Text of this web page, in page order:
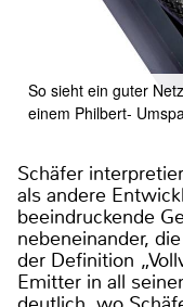
So sieht ein guter
einem Philbert-
Schäfer
als andere
beeindruckende
nebeneinander,
der Definition
Emitter in all